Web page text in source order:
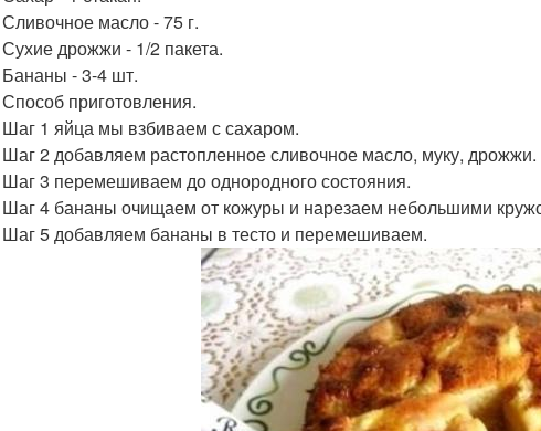
Сливочное масло - 75 г.
Сухие дрожжи - 1/2 пакета.
Бананы - 3-4 шт.
Способ приготовления.
Шаг 1 яйца мы взбиваем с сахаром.
Шаг 2 добавляем растопленное сливочное масло, муку, дрожжи.
Шаг 3 перемешиваем до однородного состояния.
Шаг 4 бананы очищаем от кожуры и нарезаем небольшими
Шаг 5 добавляем бананы в тесто и перемешиваем.